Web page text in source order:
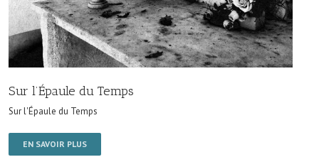
Sur l’Épaule du Temps
Sur l'Épaule du Temps
EN SAVOIR PLUS